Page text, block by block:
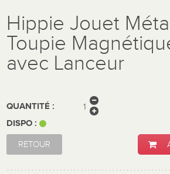
Hippie Jouet
Toupie
avec Lanceur
QUANTITÉ :
DISPO :
RETOUR